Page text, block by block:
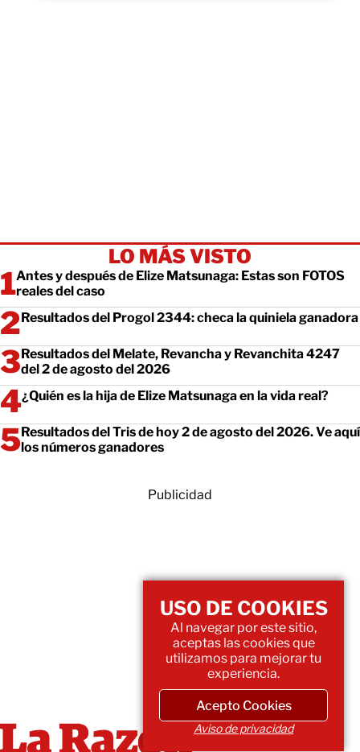
LO MÁS VISTO
Antes y después de Elize Matsunaga: Estas son FOTOS
reales del caso
Resultados del Progol 2344: checa la quiniela ganadora
Resultados del Melate, Revancha y Revanchita 4247
del 2 de agosto del 2026
¿Quién es la hija de Elize Matsunaga en la vida real?
Resultados del Tris de hoy 2 de agosto del 2026. Ve aquí
los números ganadores
Publicidad
USO DE COOKIES
Al navegar por este sitio,
aceptas las cookies que
utilizamos para mejorar tu
experiencia.
Acepto Cookies
Aviso de privacidad